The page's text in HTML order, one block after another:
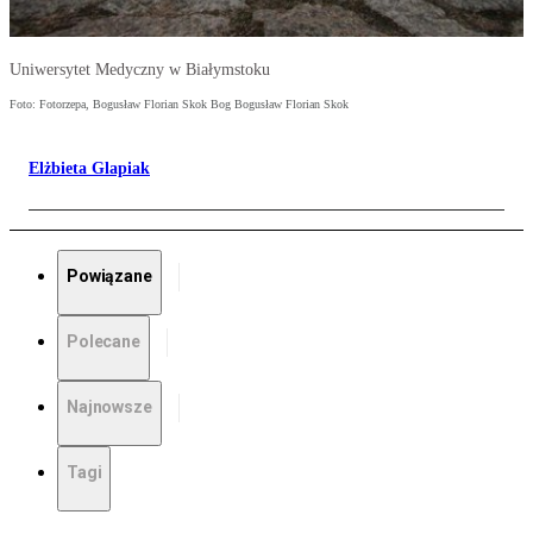
Uniwersytet Medyczny w Białymstoku
Foto: Fotorzepa, Bogusław Florian Skok Bog Bogusław Florian Skok
Elżbieta Glapiak
Powiązane
Polecane
Najnowsze
Tagi